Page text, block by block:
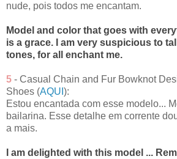
nude, pois todos me encantam.
Model and color that goes with
is a grace. I am very suspicious to
tones, for all enchant me.
5 - Casual Chain and Fur Bowknot
Shoes (AQUI ):
Estou encantada com esse modelo...
bailarina. Esse detalhe em corrente
a mais.
I am delighted with this model ...